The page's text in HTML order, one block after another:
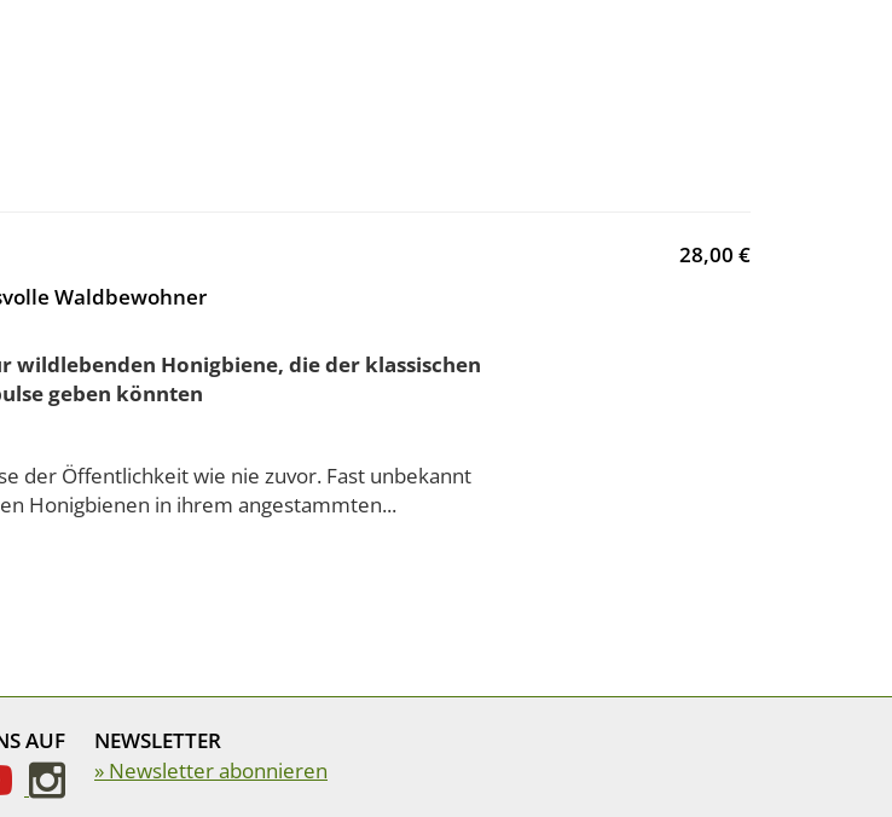
Waldbewohner
wildlebenden Honigbiene, die der klassischen
geben könnten
der Öffentlichkeit wie nie zuvor. Fast unbekannt
Honigbienen in ihrem angestammten...
28,00 €
AUF
NEWSLETTER
» Newsletter abonnieren